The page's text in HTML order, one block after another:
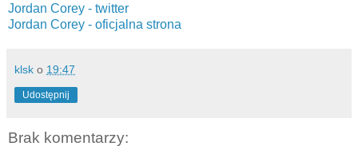
Jordan Corey - twitter
Jordan Corey - oficjalna strona
klsk o 19:47
Udostępnij
Brak komentarzy: